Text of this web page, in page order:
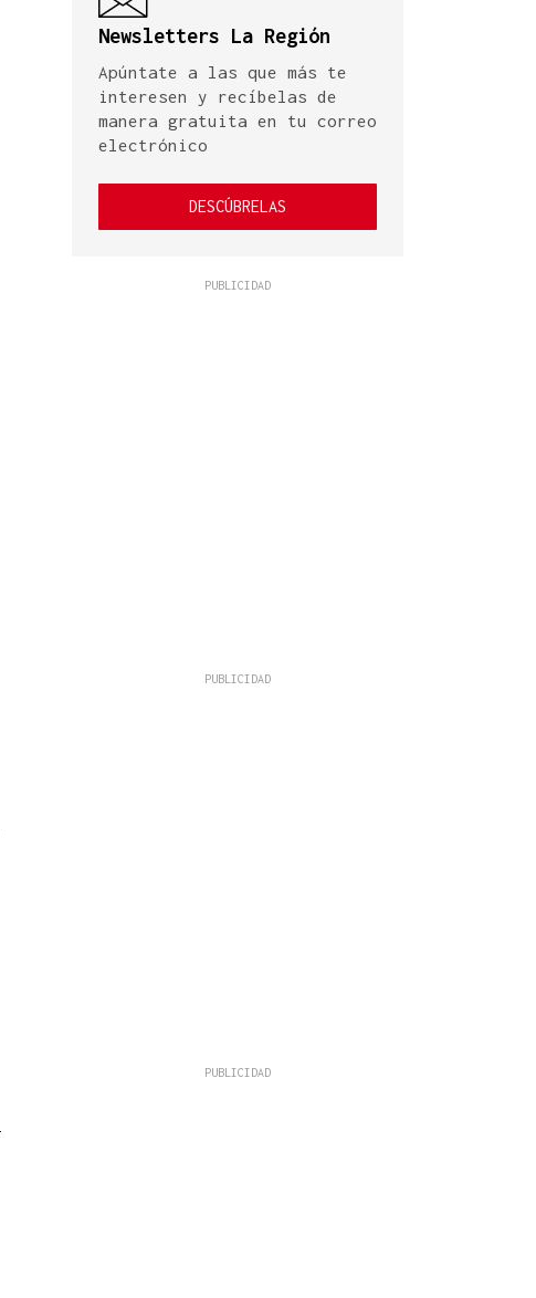
Newsletters La Región
Apúntate a las que más te
interesen y recíbelas de
manera gratuita en tu correo
electrónico
DESCÚBRELAS